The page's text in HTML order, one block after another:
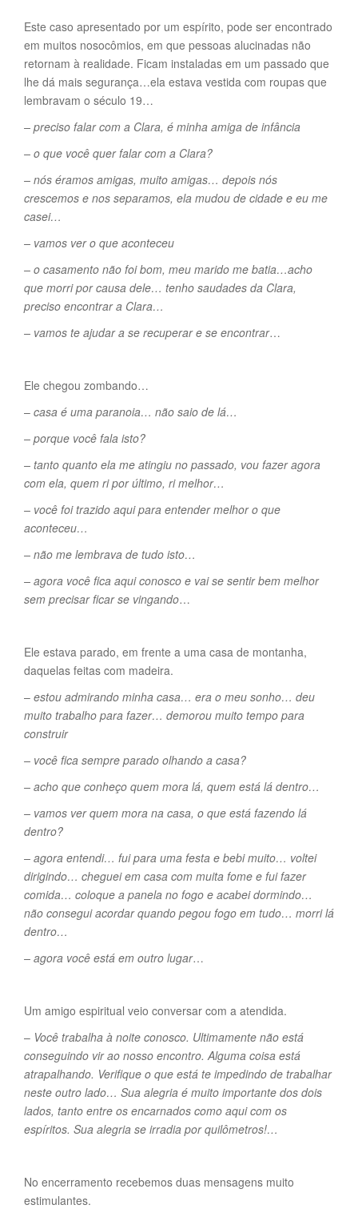
Este caso apresentado por um espírito, pode ser encontrado
em muitos nosocômios, em que pessoas alucinadas não
retornam à realidade. Ficam instaladas em um passado que
lhe dá mais segurança…ela estava vestida com roupas que
lembravam o século 19…
– preciso falar com a Clara, é minha amiga de infância
– o que você quer falar com a Clara?
– nós éramos amigas, muito amigas… depois nós
crescemos e nos separamos, ela mudou de cidade e eu me
casei…
– vamos ver o que aconteceu
– o casamento não foi bom, meu marido me batia…acho
que morri por causa dele… tenho saudades da Clara,
preciso encontrar a Clara…
– vamos te ajudar a se recuperar e se encontrar…
Ele chegou zombando…
– casa é uma paranoia… não saio de lá…
– porque você fala isto?
– tanto quanto ela me atingiu no passado, vou fazer agora
com ela, quem ri por último, ri melhor…
– você foi trazido aqui para entender melhor o que
aconteceu…
– não me lembrava de tudo isto…
– agora você fica aqui conosco e vai se sentir bem melhor
sem precisar ficar se vingando…
Ele estava parado, em frente a uma casa de montanha,
daquelas feitas com madeira.
– estou admirando minha casa… era o meu sonho… deu
muito trabalho para fazer… demorou muito tempo para
construir
– você fica sempre parado olhando a casa?
– acho que conheço quem mora lá, quem está lá dentro…
– vamos ver quem mora na casa, o que está fazendo lá
dentro?
– agora entendi… fui para uma festa e bebi muito… voltei
dirigindo… cheguei em casa com muita fome e fui fazer
comida… coloque a panela no fogo e acabei dormindo…
não consegui acordar quando pegou fogo em tudo… morri lá
dentro…
– agora você está em outro lugar…
Um amigo espiritual veio conversar com a atendida.
– Você trabalha à noite conosco. Ultimamente não está
conseguindo vir ao nosso encontro. Alguma coisa está
atrapalhando. Verifique o que está te impedindo de trabalhar
neste outro lado… Sua alegria é muito importante dos dois
lados, tanto entre os encarnados como aqui com os
espíritos. Sua alegria se irradia por quilômetros!…
No encerramento recebemos duas mensagens muito
estimulantes.